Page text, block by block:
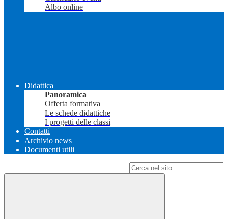
Albo online
Didattica
Panoramica
Offerta formativa
Le schede didattiche
I progetti delle classi
Contatti
Archivio news
Documenti utili